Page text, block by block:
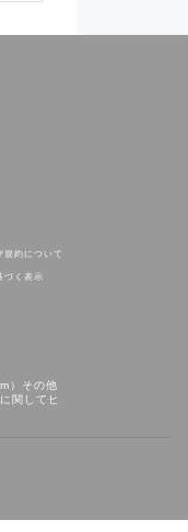
規約について
づく表示
）その他
関してヒ